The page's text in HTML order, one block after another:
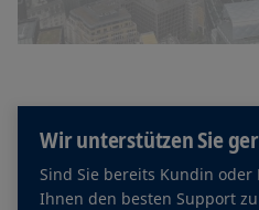
Wir unterstützen Sie
Sind Sie bereits Kundin
Ihnen den besten Support